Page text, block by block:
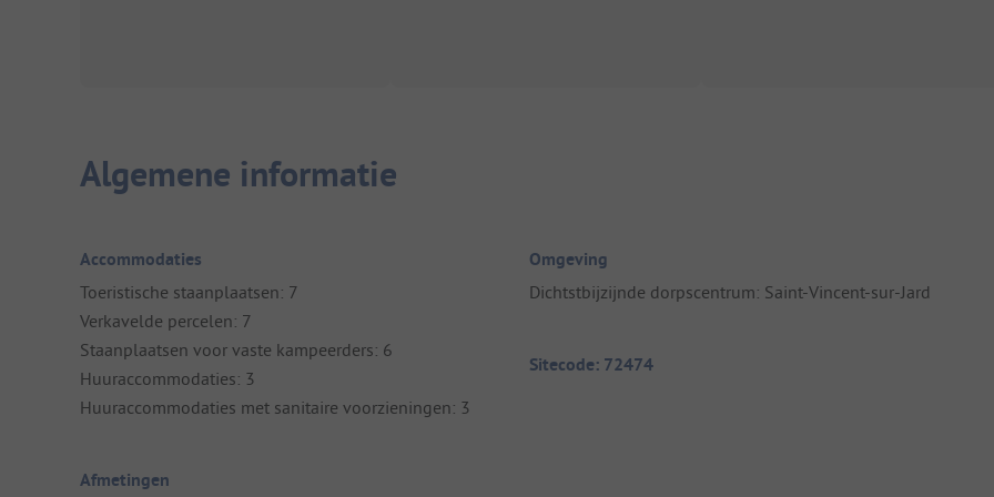
Algemene informatie
Accommodaties
Toeristische staanplaatsen: 7
Verkavelde percelen: 7
Staanplaatsen voor vaste kampeerders: 6
Huuraccommodaties: 3
Huuraccommodaties met sanitaire voorzieningen: 3
Afmetingen
Omgeving
Dichtstbijzijnde dorpscentrum: Saint-Vincent-sur-Jard
Sitecode: 72474